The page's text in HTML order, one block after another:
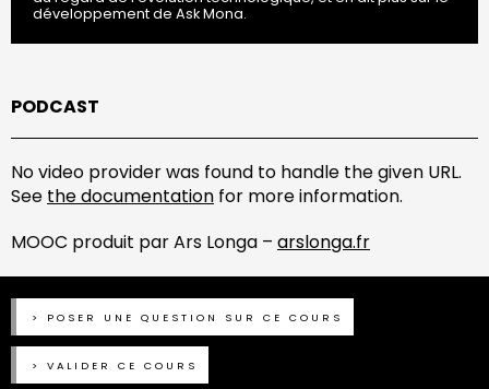
développement de Ask Mona.
PODCAST
No video provider was found to handle the given URL.
See the documentation for more information.
MOOC produit par Ars Longa – arslonga.fr
POSER UNE QUESTION SUR CE COURS
VALIDER CE COURS